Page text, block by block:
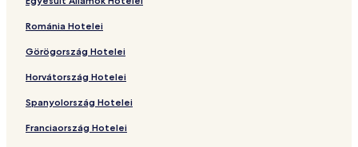
Románia Hotelei
Görögország Hotelei
Horvátország Hotelei
Spanyolország Hotelei
Franciaország Hotelei